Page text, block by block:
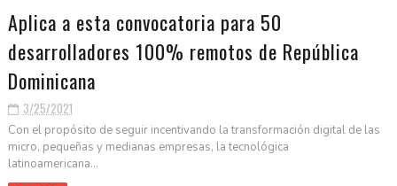
Aplica a esta convocatoria para 50
desarrolladores 100% remotos de República
Dominicana
3/25/2021
Con el propósito de seguir incentivando la transformación digital de las
micro, pequeñas y medianas empresas, la tecnológica
latinoamericana...